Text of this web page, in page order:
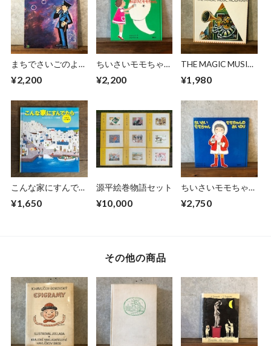
まちでさいごのよう
さんのはなし
¥2,200
ちいさいモモちゃ
ゃん
¥2,200
THE MAGIC MUSIC
¥1,980
こんな家にすんでた
¥1,650
源平絵巻物語セット
¥10,000
ちいさいモモちゃ
いのり
¥2,750
その他の商品